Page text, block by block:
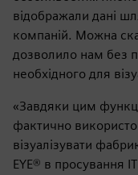
відображали дані
компаній. Можна
дозволило нам без
необхідного для
«Завдяки цим
фактично
візуалізувати
EYE® в просування